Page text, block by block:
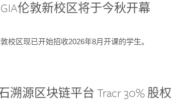
伦敦新校区将于今秋开幕
校区现已开始招收2026年8月开课的学生。
溯源区块链平台 Tracr 30% 股权